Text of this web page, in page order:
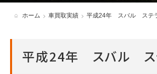
各種必要書類・ダ
ホーム 車買取実績 平成24年 スバル ステ
平成24年 スバル ス